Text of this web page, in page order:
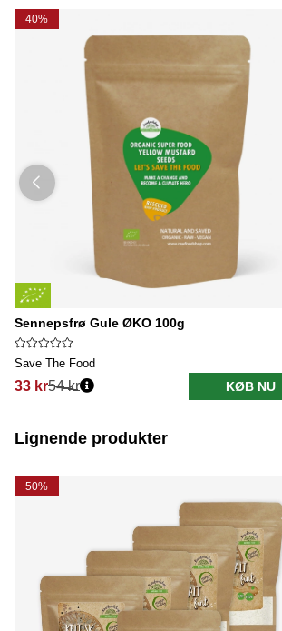
40%
Sennepsfrø Gule ØKO 100g
Save The Food
33 kr54 kr KØB NU
Lignende produkter
50%